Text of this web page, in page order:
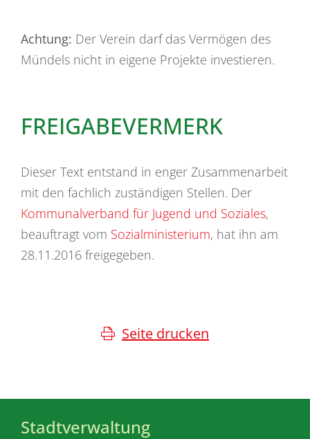
Achtung: Der Verein darf das Vermögen des
Mündels nicht in eigene Projekte investieren.
FREIGABEVERMERK
Dieser Text entstand in enger Zusammenarbeit
mit den fachlich zuständigen Stellen. Der
Kommunalverband für Jugend und Soziales,
beauftragt vom Sozialministerium, hat ihn am
28.11.2016 freigegeben.
Seite drucken
Stadtverwaltung